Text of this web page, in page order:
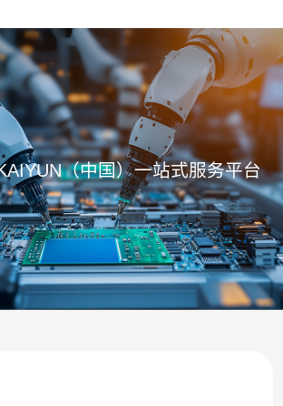
（中国）一站式服务平台